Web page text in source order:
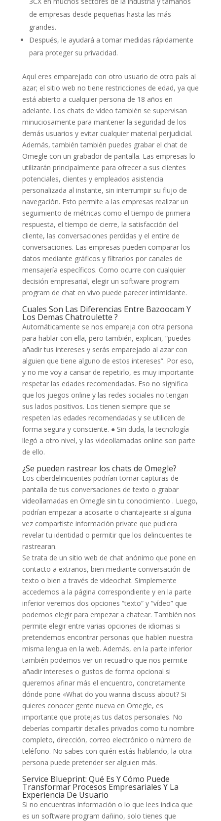
de empresas desde pequeñas hasta las más
grandes.
Después, le ayudará a tomar medidas rápidamente
para proteger su privacidad.
Aquí eres emparejado con otro usuario de otro país al
azar; el sitio web no tiene restricciones de edad, ya que
está abierto a cualquier persona de 18 años en
adelante. Los chats de video también se supervisan
minuciosamente para mantener la seguridad de los
demás usuarios y evitar cualquier material perjudicial.
Además, también también puedes grabar el chat de
Omegle con un grabador de pantalla. Las empresas lo
utilizarán principalmente para ofrecer a sus clientes
potenciales, clientes y empleados asistencia
personalizada al instante, sin interrumpir su flujo de
navegación. Esto permite a las empresas realizar un
seguimiento de métricas como el tiempo de primera
respuesta, el tiempo de cierre, la satisfacción del
cliente, las conversaciones perdidas y el entire de
conversaciones. Las empresas pueden comparar los
datos mediante gráficos y filtrarlos por canales de
mensajería específicos. Como ocurre con cualquier
decisión empresarial, elegir un software program
program de chat en vivo puede parecer intimidante.
Cuales Son Las Diferencias Entre Bazoocam Y
Los Demas Chatroulette ?
Automáticamente se nos empareja con otra persona
para hablar con ella, pero también, explican, “puedes
añadir tus intereses y serás emparejado al azar con
alguien que tiene alguno de estos intereses”. Por eso,
y no me voy a cansar de repetirlo, es muy importante
respetar las edades recomendadas. Eso no significa
que los juegos online y las redes sociales no tengan
sus lados positivos. Los tienen siempre que se
respeten las edades recomendadas y se utilicen de
forma segura y consciente. ● Sin duda, la tecnología
llegó a otro nivel, y las videollamadas online son parte
de ello.
¿Se pueden rastrear los chats de Omegle?
Los ciberdelincuentes podrían tomar capturas de
pantalla de tus conversaciones de texto o grabar
videollamadas en Omegle sin tu conocimiento . Luego,
podrían empezar a acosarte o chantajearte si alguna
vez compartiste información private que pudiera
revelar tu identidad o permitir que los delincuentes te
rastrearan.
Se trata de un sitio web de chat anónimo que pone en
contacto a extraños, bien mediante conversación de
texto o bien a través de videochat. Simplemente
accedemos a la página correspondiente y en la parte
inferior veremos dos opciones “texto” y “vídeo” que
podemos elegir para empezar a chatear. También nos
permite elegir entre varias opciones de idiomas si
pretendemos encontrar personas que hablen nuestra
misma lengua en la web. Además, en la parte inferior
también podemos ver un recuadro que nos permite
añadir intereses o gustos de forma opcional si
queremos afinar más el encuentro, concretamente
dónde pone «What do you wanna discuss about? Si
quieres conocer gente nueva en Omegle, es
importante que protejas tus datos personales. No
deberías compartir detalles privados como tu nombre
completo, dirección, correo electrónico o número de
teléfono. No sabes con quién estás hablando, la otra
persona puede pretender ser alguien más.
Service Blueprint: Qué Es Y Cómo Puede
Transformar Procesos Empresariales Y La
Experiencia De Usuario
Si no encuentras información o lo que lees indica que
es un software program dañino, solo tienes que